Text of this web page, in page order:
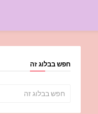
חפש בבלוג זה